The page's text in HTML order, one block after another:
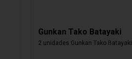
Gunkan Tako Batayaki
2 unidades Gunkan Tako Batayaki